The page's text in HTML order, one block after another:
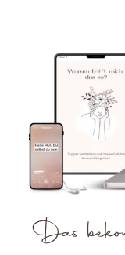
Das